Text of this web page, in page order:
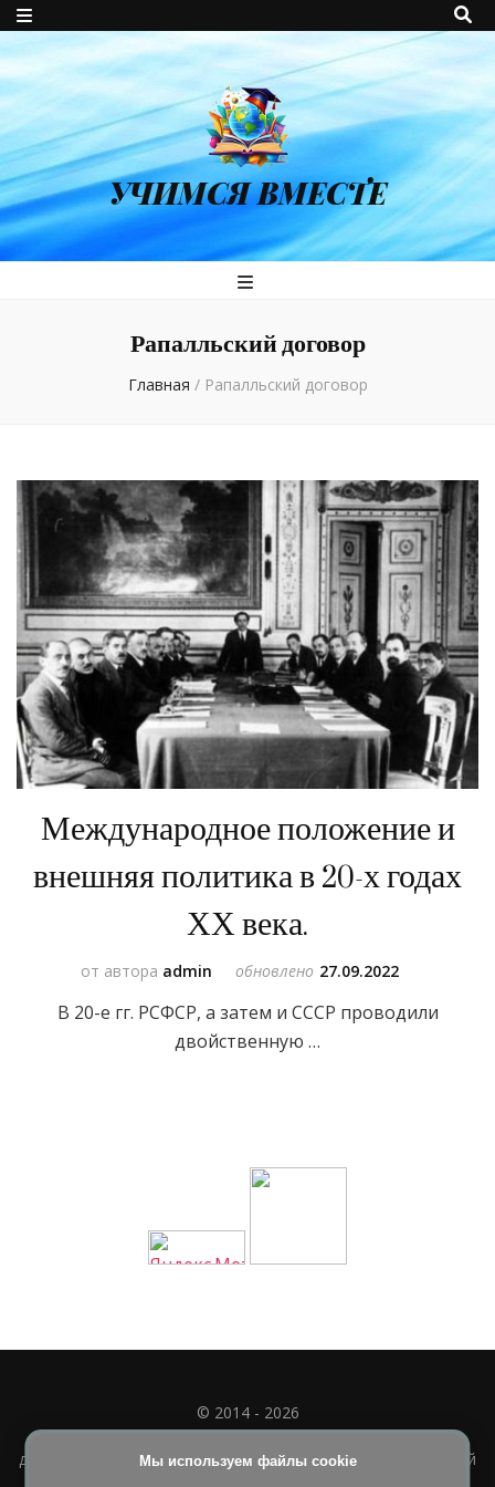
УЧИМСЯ ВМЕСТЕ
Рапалльский договор
Главная / Рапалльский договор
Международное положение и
внешняя политика в 20-х годах
ХХ века.
от автора admin обновлено 27.09.2022
В 20-е гг. РСФСР, а затем и СССР проводили
двойственную …
Мы используем файлы cookie
© 2014 - 2026
Полное или частичное использование материала
допускается только при наличии активной и индексируемой